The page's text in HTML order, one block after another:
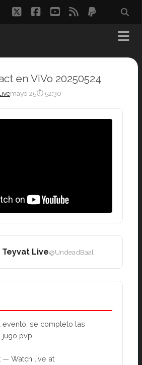
twitterfacebook
youtube
rss paypal
en ViVo 20250524
mayo 25⏱ 52:30
Live@UndeadBaal
evento, se completo las
pvp.
— Watch live at